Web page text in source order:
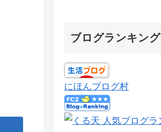
ブログランキング
にほんブログ村